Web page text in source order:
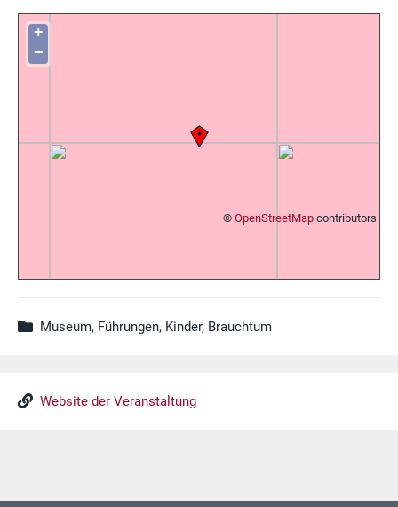
+
−
© OpenStreetMap contributors
Museum, Führungen, Kinder, Brauchtum
Website der Veranstaltung